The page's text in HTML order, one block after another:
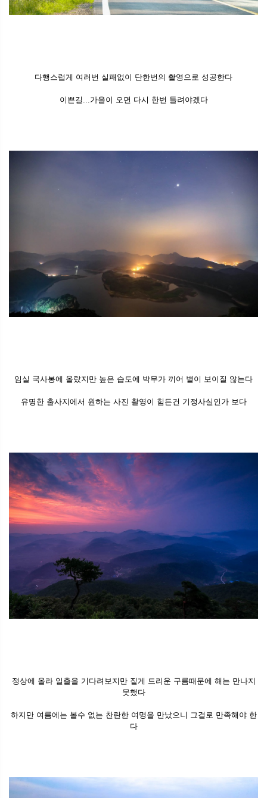
다행스럽게 여러번 실패없이 단한번의 촬영으로 성공한다
이쁜길...가을이 오면 다시 한번 들려야겠다
임실 국사봉에 올랐지만 높은 습도에 박무가 끼어 별이 보이질 않는다
유명한 출사지에서 원하는 사진 촬영이 힘든건 기정사실인가 보다
정상에 올라 일출을 기다려보지만 짙게 드리운 구름때문에 해는 만나지
못했다
하지만 여름에는 볼수 없는 찬란한 여명을 만났으니 그걸로 만족해야 한
다